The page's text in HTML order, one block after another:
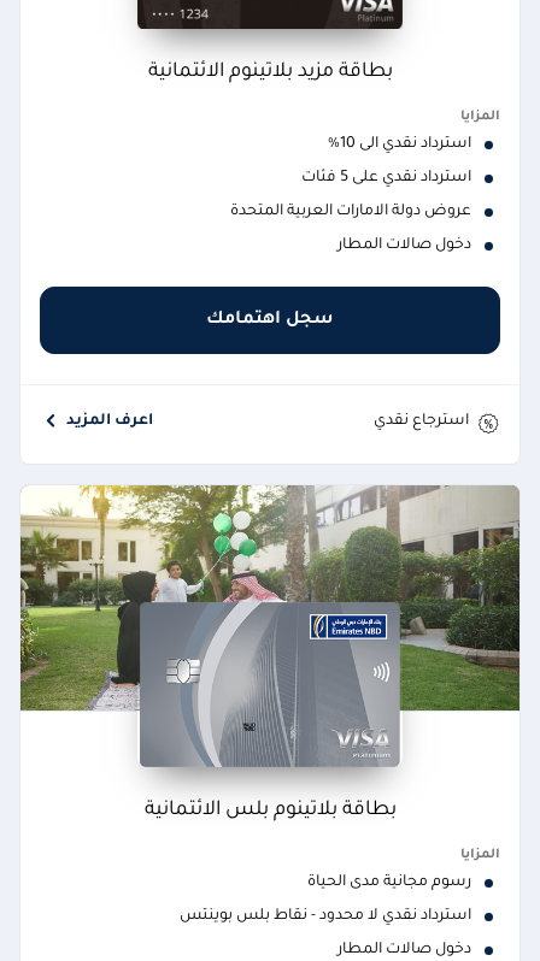
بطاقة مزيد بلاتينوم الائتمانية
المزايا
استرداد نقدي الى 10%
استرداد نقدي على 5 فئات
عروض دولة الامارات العربية المتحدة
دخول صالات المطار
سجل اهتمامك
استرجاع نقدي اعرف المزيد
بطاقة بلاتينوم بلس الائتمانية
المزايا
رسوم مجانية مدى الحياة
استرداد نقدي لا محدود - نقاط بلس بوينتس
دخول صالات المطار